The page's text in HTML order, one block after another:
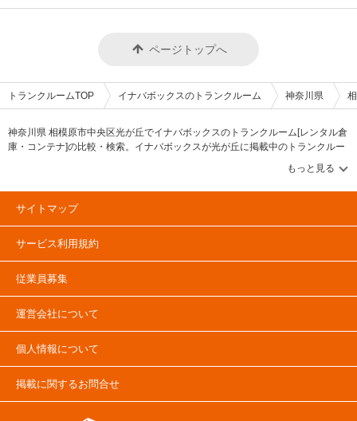
だける大手警備会社と導入しているため、万が一の時にも安心してご利用で
きます。 お客様の大切なお荷物を預かるため、空調・換気設備を整えてい
を行っているハイクオリティな収納空間を提供します。 費用や契約につい
て教えてください。 ご契約では、月々の利用料のほかに保証金と管理手数
料をいただいております。 保証金につきましては交換手数料（1部屋5,000
す。 ネットでのお申し込みも可能ですので、LIFULLトランクルームの
「INABA96西保木間店（イナバボックス）」ページよりお問い合わせくだ
囲気や機能など、気になる点について事前チェックいただけます。 お得な
い。 編集後記 スタイリッシュなデザインが特徴的な「INABA96」シリー
ズ。実際に伺ってみると、街に馴染むブラウン色をベースにしながらも、赤
や機能なら女性も安心して利用できるというのも納得だ。このような細かい
工夫やデザインにもクリエイティブを発揮している同社らしさがうかがえ、
安心と信頼のイメージができた。
ページトップへ
トランクルームTOP イナバボックスのトランクルーム 神奈川県
神奈川県 相模原市中央区光が丘でイナバボックスのトランクルーム[レンタル倉
庫・コンテナ]の比較・検索。イナバボックスが光が丘に掲載中のトランクルー
ム・レンタル倉庫・レンタルコンテナなどの収納スペースを、借りたい地域か
ら探して、広さ・料金[賃料]・セキュリティ・空調完備・24時間出し入れ可能な
どの希望条件で絞込み！豊富な物件数から様々な方法でご希望の収納スペース
を簡単に探せるトランクルーム情報サイトです。光が丘のイナバボックスで気
サイトマップ
サービス利用規約
従業員募集
運営会社について
個人情報について
掲載に関するお問合せ